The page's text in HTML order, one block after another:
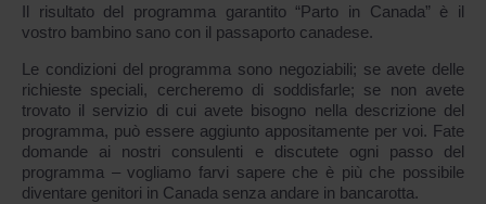
Il risultato del programma garantito “Parto in Canada” è il
vostro bambino sano con il passaporto canadese.
Le condizioni del programma sono negoziabili; se avete delle
richieste speciali, cercheremo di soddisfarle; se non avete
trovato il servizio di cui avete bisogno nella descrizione del
programma, può essere aggiunto appositamente per voi. Fate
domande ai nostri consulenti e discutete ogni passo del
programma – vogliamo farvi sapere che è più che possibile
diventare genitori in Canada senza andare in bancarotta.